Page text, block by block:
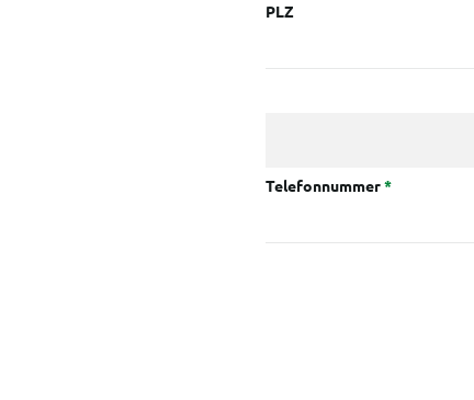
PLZ
Telefonnummer*